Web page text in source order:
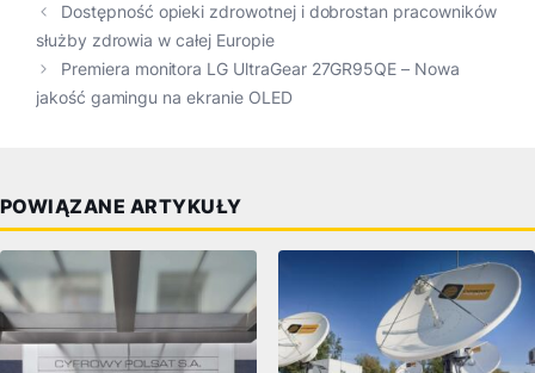
Dostępność opieki zdrowotnej i dobrostan pracowników
służby zdrowia w całej Europie
Premiera monitora LG UltraGear 27GR95QE – Nowa
jakość gamingu na ekranie OLED
POWIĄZANE ARTYKUŁY